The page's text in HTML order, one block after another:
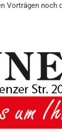
Vorträgen